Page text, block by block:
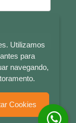
Utilizamos
para
navegando,
Cookies